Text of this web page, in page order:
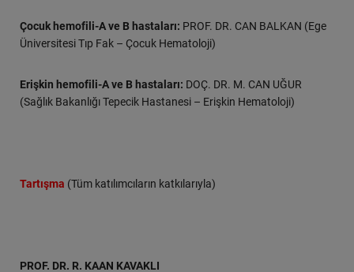
Çocuk hemofili-A ve B hastaları: PROF. DR. CAN BALKAN (Ege
Üniversitesi Tıp Fak – Çocuk Hematoloji)
Erişkin hemofili-A ve B hastaları: DOÇ. DR. M. CAN UĞUR
(Sağlık Bakanlığı Tepecik Hastanesi – Erişkin Hematoloji)
Tartışma (Tüm katılımcıların katkılarıyla)
PROF. DR. R. KAAN KAVAKLI